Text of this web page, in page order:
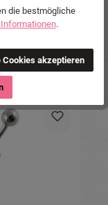
die bestmögliche
.
Cookies akzeptieren